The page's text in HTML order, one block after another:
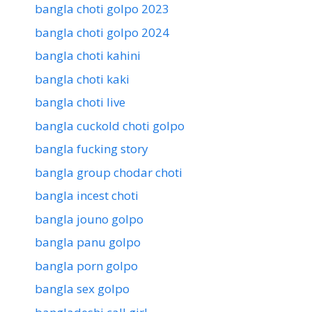
bangla choti golpo 2023
bangla choti golpo 2024
bangla choti kahini
bangla choti kaki
bangla choti live
bangla cuckold choti golpo
bangla fucking story
bangla group chodar choti
bangla incest choti
bangla jouno golpo
bangla panu golpo
bangla porn golpo
bangla sex golpo